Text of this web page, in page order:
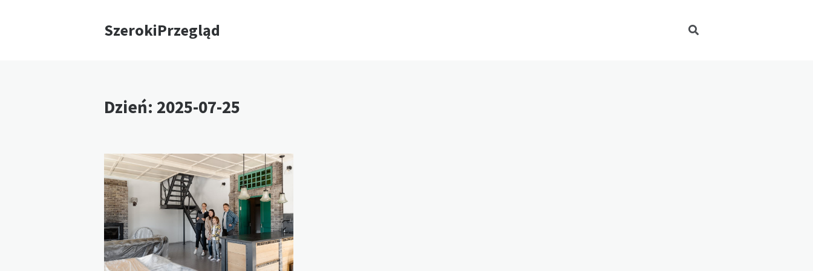
SzerokiPrzegląd
Dzień: 2025-07-25